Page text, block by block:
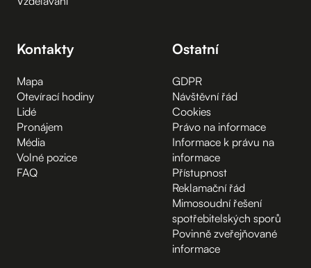
Kontakty
Mapa
Otevírací hodiny
Lidé
Pronájem
Média
Volné pozice
FAQ
Ostatní
GDPR
Návštěvní řád
Cookies
Právo na informace
Informace k právu na
informace
Přístupnost
Reklamační řád
Mimosoudní řešení
spotřebitelských sporů
Povinně zveřejňované
informace